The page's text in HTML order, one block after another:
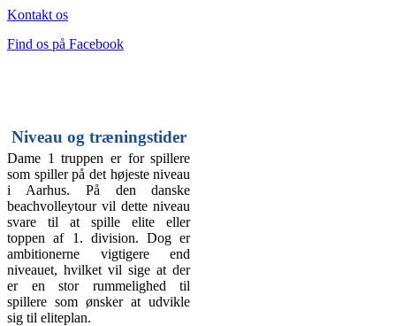
Kontakt os
Find os på Facebook
Niveau og træningstider
Dame 1 truppen er for spillere
som spiller på det højeste niveau
i Aarhus. På den danske
beachvolleytour vil dette niveau
svare til at spille elite eller
toppen af 1. division. Dog er
ambitionerne vigtigere end
niveauet, hvilket vil sige at der
er en stor rummelighed til
spillere som ønsker at udvikle
sig til eliteplan.